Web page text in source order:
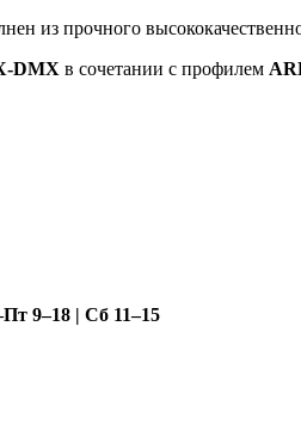
из прочного
DMX в сочетании с профилем
9–18 | Сб 11–15